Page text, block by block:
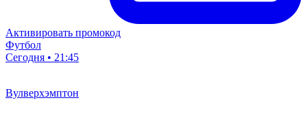
Активировать промокод
Футбол
Сегодня • 21:45
Вулверхэмптон